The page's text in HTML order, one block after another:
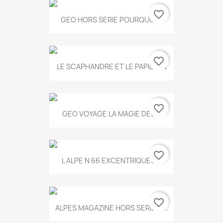
GEO HORS SERIE POURQUOI...
favorite_border
LE SCAPHANDRE ET LE PAPILLON
favorite_border
GEO VOYAGE LA MAGIE DES...
favorite_border
L ALPE N 66 EXCENTRIQUES...
favorite_border
ALPES MAGAZINE HORS SERIE N...
favorite_border